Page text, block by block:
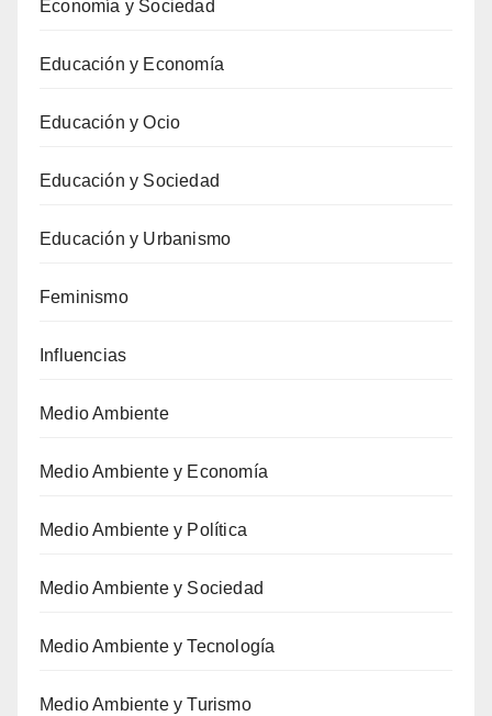
Economía y Sociedad
Educación y Economía
Educación y Ocio
Educación y Sociedad
Educación y Urbanismo
Feminismo
Influencias
Medio Ambiente
Medio Ambiente y Economía
Medio Ambiente y Política
Medio Ambiente y Sociedad
Medio Ambiente y Tecnología
Medio Ambiente y Turismo